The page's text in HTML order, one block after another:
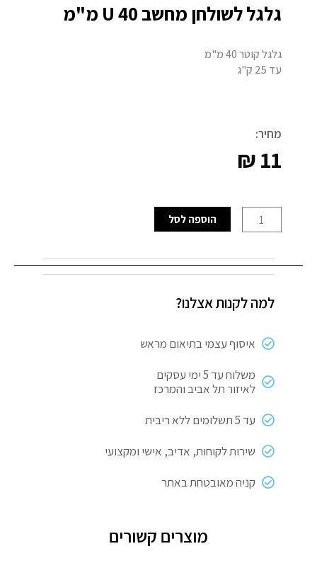
גלגל לשולחן מחשב U 40 מ"מ
גלגל קוטר 40 מ"מ
עד 25 ק"ג
מחיר:
₪11
של
לשולחן
מ"מ
הוספה לסל
למה לקנות אצלנו?
איסוף עצמי בתיאום מראש
משלוח עד 5 ימי עסקים
לאיזור תל אביב והמרכז
עד 5 תשלומים ללא ריבית
שירות לקוחות, אדיב, אישי ומקצועי
קניה מאובטחת באתר
מוצרים קשורים